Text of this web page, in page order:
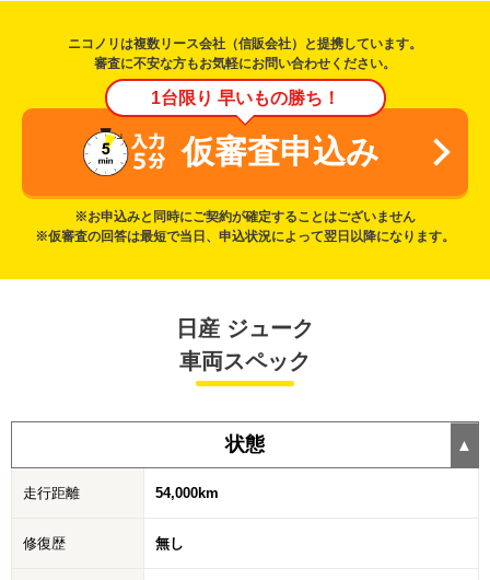
ニコノリは複数リース会社（信販会社）と提携しています。
審査に不安な方もお気軽にお問い合わせください。
1台限り 早いもの勝ち！
仮審査申込み
※お申込みと同時にご契約が確定することはございません
※仮審査の回答は最短で当日、申込状況によって翌日以降になります。
日産 ジューク
車両スペック
状態
走行距離 54,000km
修復歴 無し